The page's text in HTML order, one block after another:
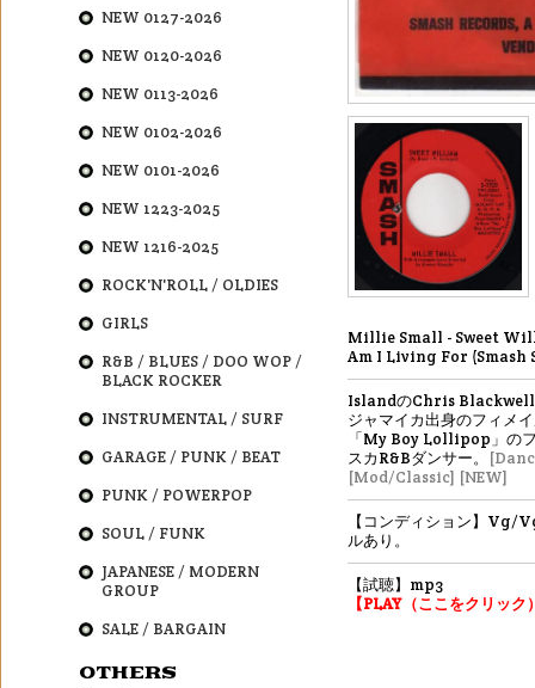
Millie Small - Sweet
Am I Living For (Smash
IslandのChris Blackwell
ジャマイカ出身のフィメ
「My Boy Lollipop」の
スカR&Bダンサー。
[Mod/Classic] [NEW]
【コンディション】Vg/
ルあり。
【試聴】mp3
【PLAY（ここをクリック
NEW 0127-2026
NEW 0120-2026
NEW 0113-2026
NEW 0102-2026
NEW 0101-2026
NEW 1223-2025
NEW 1216-2025
ROCK'N'ROLL / OLDIES
GIRLS
R&B / BLUES / DOO WOP /
BLACK ROCKER
INSTRUMENTAL / SURF
GARAGE / PUNK / BEAT
PUNK / POWERPOP
SOUL / FUNK
JAPANESE / MODERN
GROUP
SALE / BARGAIN
OTHERS